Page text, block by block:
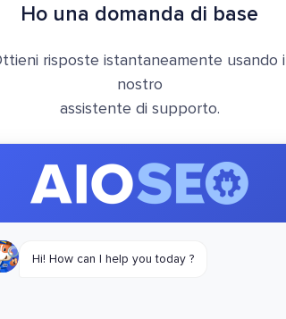
Ho una domanda di base
risposte istantaneamente usando il
nostro
assistente di supporto.